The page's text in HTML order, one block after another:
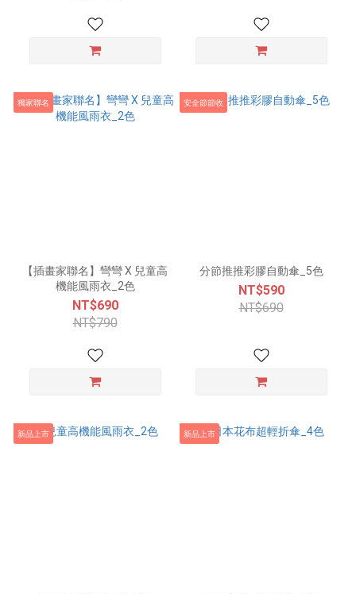
獨家聯名
【插畫家聯名】彎彎 X 兒童高
機能風雨衣_2色
NT$690
NT$790
安全節節收
分節推推彩膠自動傘_5色
NT$590
NT$690
新品上市 新品上市